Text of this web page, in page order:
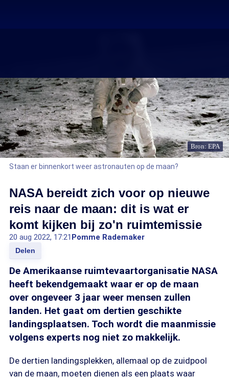
Bron: EPA
Staan er binnenkort weer astronauten op de maan?
NASA bereidt zich voor op nieuwe
reis naar de maan: dit is wat er
komt kijken bij zo'n ruimtemissie
20 aug 2022, 17:21 Pomme Rademaker
Delen
De Amerikaanse ruimtevaartorganisatie NASA
heeft bekendgemaakt waar er op de maan
over ongeveer 3 jaar weer mensen zullen
landen. Het gaat om dertien geschikte
landingsplaatsen. Toch wordt die maanmissie
volgens experts nog niet zo makkelijk.
De dertien landingsplekken, allemaal op de zuidpool
van de maan, moeten dienen als een plaats waar